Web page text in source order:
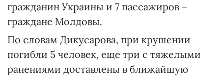
гражданин Украины и 7 пассажиров –
граждане Молдовы.
По словам Дикусарова, при крушении
погибли 5 человек, еще три с тяжелыми
ранениями доставлены в ближайшую